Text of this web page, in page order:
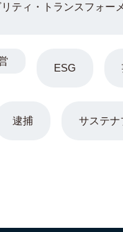
ESG
逮捕 サステナ
ティ・トランスフォー